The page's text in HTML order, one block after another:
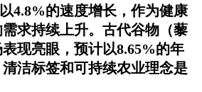
4.8%的速度增长，作为健康
求持续上升。古代谷物（藜
现亮眼，预计以8.65%的年
洁标签和可持续农业理念是